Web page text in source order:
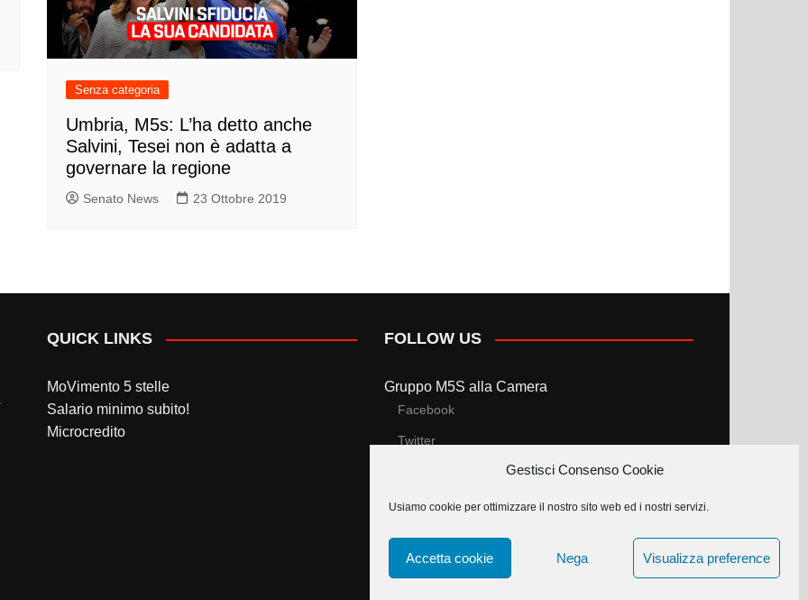
Gestisci Consenso Cookie
Usiamo cookie per ottimizzare il nostro sito web ed i nostri servizi.
Accetta cookie Nega Visualizza preference
Senza categoria
Umbria, M5s: L’ha detto anche
Salvini, Tesei non è adatta a
governare la regione
Senato News 23 Ottobre 2019
QUICK LINKS
MoVimento 5 stelle
Salario minimo subito!
Microcredito
FOLLOW US
Gruppo M5S alla Camera
Facebook
Twitter